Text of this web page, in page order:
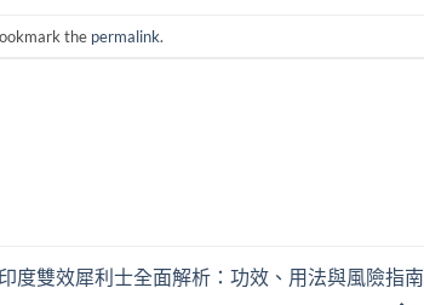
the permalink.
印度雙效犀利士全面解析：功效、用法與風險指南